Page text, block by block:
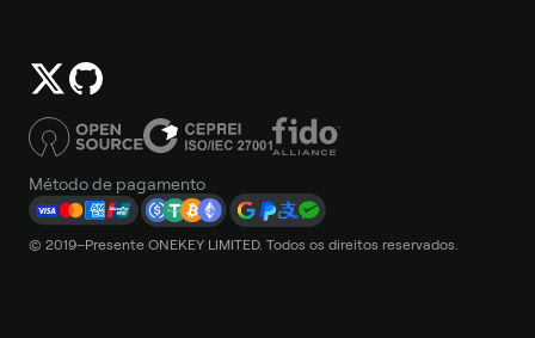
Método de pagamento
© 2019–Presente ONEKEY LIMITED. Todos os direitos reservados.